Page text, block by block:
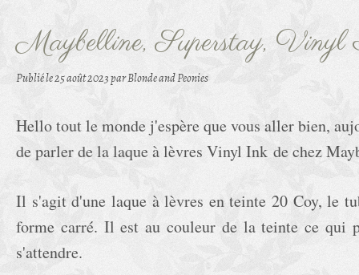
Maybelline, Superstay,
Publié le25 août 2023par Blonde and Peonies
Hello tout le monde j'espère que vous aller bien,
de parler de la laque à lèvres Vinyl Ink de chez
Il s'agit d'une laque à lèvres en teinte 20 Coy, le
forme carré. Il est au couleur de la teinte ce qui
s'attendre.